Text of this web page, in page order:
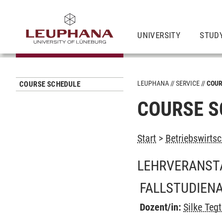
UNIVERSITY
COURSE SCHEDULE LEUPHANA SERVICE
COURSE
Start >
Dozent/in: Silke